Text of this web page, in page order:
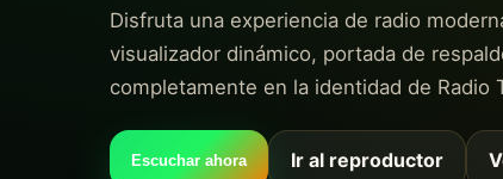
Disfruta una experiencia de radio
visualizador dinámico, portada de
completamente en la identidad de Radio
Escuchar ahora Ir al reproductor